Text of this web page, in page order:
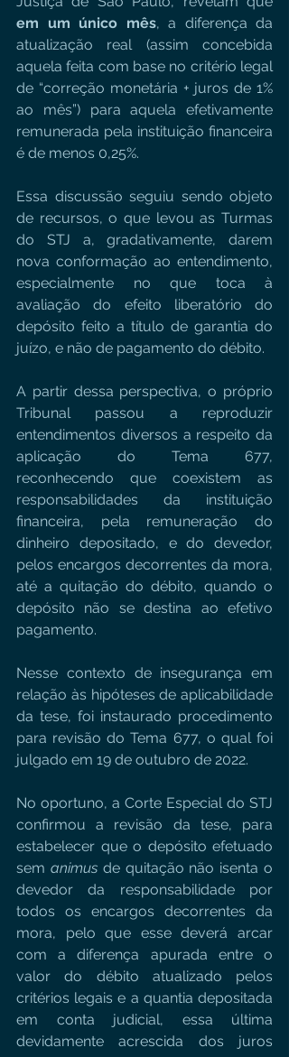
em um único mês, a diferença da
atualização real (assim concebida
aquela feita com base no critério legal
de “correção monetária + juros de 1%
ao mês”) para aquela efetivamente
remunerada pela instituição financeira
é de menos 0,25%.
Essa discussão seguiu sendo objeto
de recursos, o que levou as Turmas
do STJ a, gradativamente, darem
nova conformação ao entendimento,
especialmente no que toca à
avaliação do efeito liberatório do
depósito feito a título de garantia do
juízo, e não de pagamento do débito.
A partir dessa perspectiva, o próprio
Tribunal passou a reproduzir
entendimentos diversos a respeito da
aplicação do Tema 677,
reconhecendo que coexistem as
responsabilidades da instituição
financeira, pela remuneração do
dinheiro depositado, e do devedor,
pelos encargos decorrentes da mora,
até a quitação do débito, quando o
depósito não se destina ao efetivo
pagamento.
Nesse contexto de insegurança em
relação às hipóteses de aplicabilidade
da tese, foi instaurado procedimento
para revisão do Tema 677, o qual foi
julgado em 19 de outubro de 2022.
No oportuno, a Corte Especial do STJ
confirmou a revisão da tese, para
estabelecer que o depósito efetuado
sem animus de quitação não isenta o
devedor da responsabilidade por
todos os encargos decorrentes da
mora, pelo que esse deverá arcar
com a diferença apurada entre o
valor do débito atualizado pelos
critérios legais e a quantia depositada
em conta judicial, essa última
devidamente acrescida dos juros